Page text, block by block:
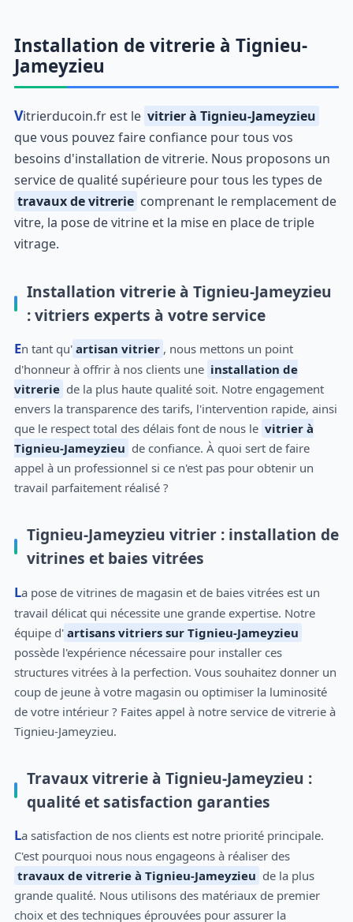
Installation de vitrerie à Tignieu-
Jameyzieu
Vitrierducoin.fr est le vitrier à Tignieu-Jameyzieu
que vous pouvez faire confiance pour tous vos
besoins d'installation de vitrerie. Nous proposons un
service de qualité supérieure pour tous les types de
travaux de vitrerie comprenant le remplacement de
vitre, la pose de vitrine et la mise en place de triple
vitrage.
Installation vitrerie à Tignieu-Jameyzieu
: vitriers experts à votre service
En tant qu' artisan vitrier , nous mettons un point
d'honneur à offrir à nos clients une installation de
vitrerie de la plus haute qualité soit. Notre engagement
envers la transparence des tarifs, l'intervention rapide, ainsi
que le respect total des délais font de nous le vitrier à
Tignieu-Jameyzieu de confiance. À quoi sert de faire
appel à un professionnel si ce n'est pas pour obtenir un
travail parfaitement réalisé ?
Tignieu-Jameyzieu vitrier : installation de
vitrines et baies vitrées
La pose de vitrines de magasin et de baies vitrées est un
travail délicat qui nécessite une grande expertise. Notre
équipe d' artisans vitriers sur Tignieu-Jameyzieu
possède l'expérience nécessaire pour installer ces
structures vitrées à la perfection. Vous souhaitez donner un
coup de jeune à votre magasin ou optimiser la luminosité
de votre intérieur ? Faites appel à notre service de vitrerie à
Tignieu-Jameyzieu.
Travaux vitrerie à Tignieu-Jameyzieu :
qualité et satisfaction garanties
La satisfaction de nos clients est notre priorité principale.
C'est pourquoi nous nous engageons à réaliser des
travaux de vitrerie à Tignieu-Jameyzieu de la plus
grande qualité. Nous utilisons des matériaux de premier
choix et des techniques éprouvées pour assurer la